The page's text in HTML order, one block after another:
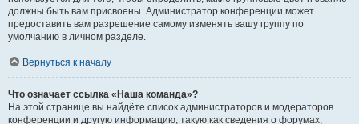
должны быть вам присвоены. Администратор конференции может
предоставить вам разрешение самому изменять вашу группу по
умолчанию в личном разделе.
Вернуться к началу
Что означает ссылка «Наша команда»?
На этой странице вы найдёте список администраторов и модераторов
конференции и другую информацию, такую как сведения о форумах,